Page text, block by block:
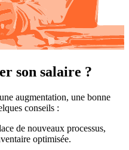
son salaire ?
augmentation, une bonne
conseils :
de nouveaux processus,
optimisée.